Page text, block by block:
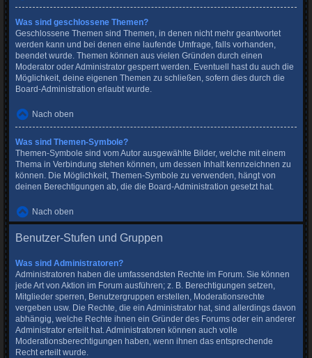
Was sind geschlossene Themen?
Geschlossene Themen sind Themen, in denen nicht mehr geantwortet
werden kann und bei denen eine laufende Umfrage, falls vorhanden,
beendet wurde. Themen können aus vielen Gründen durch einen
Moderator oder Administrator gesperrt werden. Eventuell hast du auch die
Möglichkeit, deine eigenen Themen zu schließen, sofern dies durch die
Board-Administration erlaubt wurde.
Nach oben
Was sind Themen-Symbole?
Themen-Symbole sind vom Autor ausgewählte Bilder, welche mit einem
Thema in Verbindung stehen können, um dessen Inhalt kennzeichnen zu
können. Die Möglichkeit, Themen-Symbole zu verwenden, hängt von
deinen Berechtigungen ab, die die Board-Administration gesetzt hat.
Nach oben
Benutzer-Stufen und Gruppen
Was sind Administratoren?
Administratoren haben die umfassendsten Rechte im Forum. Sie können
jede Art von Aktion im Forum ausführen; z. B. Berechtigungen setzen,
Mitglieder sperren, Benutzergruppen erstellen, Moderationsrechte
vergeben usw. Die Rechte, die ein Administrator hat, sind allerdings davon
abhängig, welche Rechte ihnen ein Gründer des Forums oder ein anderer
Administrator erteilt hat. Administratoren können auch volle
Moderationsberechtigungen haben, wenn ihnen das entsprechende
Recht erteilt wurde.